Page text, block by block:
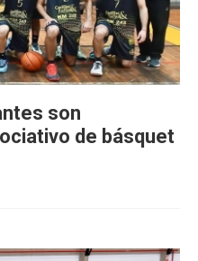
son
de básquet